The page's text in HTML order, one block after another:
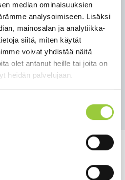
median ominaisuuksien
analysoimiseen. Lisäksi
mainosalan ja analytiikka-
siitä, miten käytät
voivat yhdistää näitä
olet antanut heille tai joita on
heidän palvelujaan.